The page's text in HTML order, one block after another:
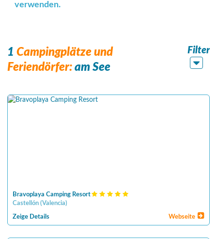
verwenden.
1 Campingplätze und
Feriendörfer: am See
Filter
Bravoplaya Camping Resort
Castellón (Valencia)
Zeige Details Webseite